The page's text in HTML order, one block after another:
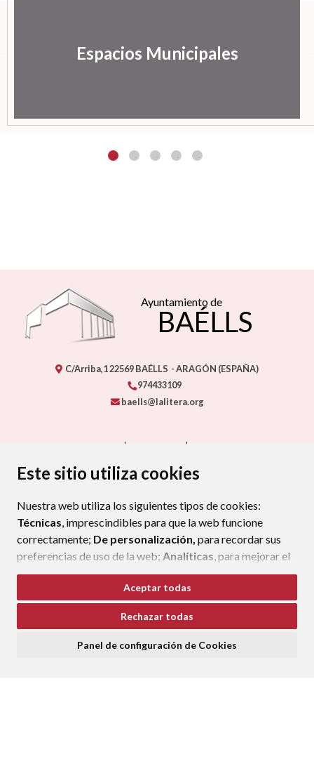
Este sitio utiliza cookies
Nuestra web utiliza los siguientes tipos de cookies:
Técnicas, imprescindibles para que la web funcione
correctamente; De personalización, para recordar sus
preferencias de uso de la web; Analíticas, para mejorar el
funcionamiento de la web y sus servicios.
Si acepta pulsando el botón“Aceptar todas”
consideramos que acepta su uso. Si pulsa el botón
ninguna acción, se guardarán las cookies técnicas
Aceptar todas
Rechazar todas
Panel de configuración de Cookies
Espacios Municipales
Ayuntamiento de
BAÉLLS
C/Arriba,122569BAÉLLS - ARAGÓN (ESPAÑA)
974433109
baells@lalitera.org
PROTECCIÓN DE DATOS
POLÍTICA DE COOKIES